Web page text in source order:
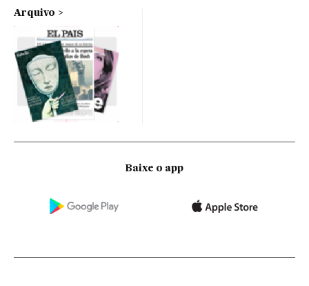
Arquivo
Baixe o app